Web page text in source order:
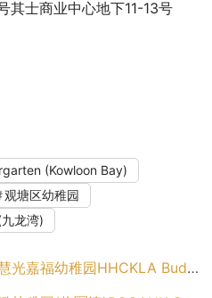
其士商业中心地下11-13号
(Kowloon Bay)
观塘区幼稚园
龙湾)
Buddhist Wai Kwong Ka Fuk Kindergarten（北区幼稚园）